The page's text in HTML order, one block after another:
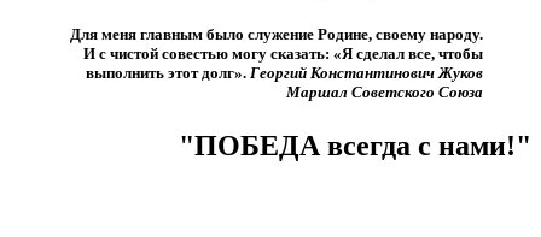
Для меня главным было служение Родине, своему народу.
И с чистой совестью могу сказать: «Я сделал все, чтобы
выполнить этот долг».​ Георгий Константинович Жуков
Маршал Советского Союза
"ПОБЕДА всегда с нами!"